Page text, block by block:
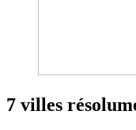
7 villes